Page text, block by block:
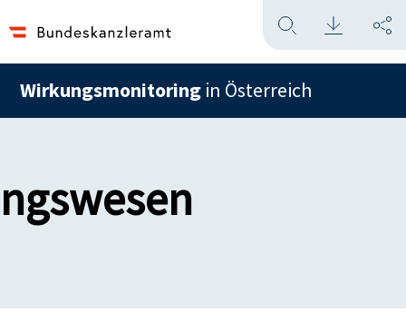
Wirkungsmonitoring in Österreich